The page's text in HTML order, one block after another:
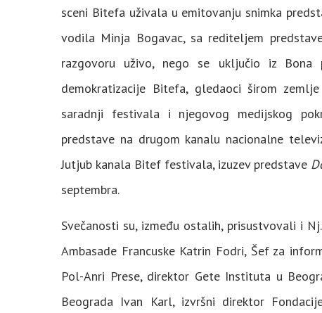
sceni Bitefa uživala u emitovanju snimka
vodila Minja Bogavac, sa rediteljem
razgovoru uživo, nego se uključio iz
demokratizacije Bitefa, gledaoci širom
saradnji festivala i njegovog medijskog
predstave na drugom kanalu nacionalne
Jutjub kanala Bitef festivala, izuzev predstave
septembra.
Svečanosti su, između ostalih, prisustvovali i
Ambasade Francuske Katrin Fodri, Šef za
Pol-Anri Prese, direktor Gete Instituta u
Beograda Ivan Karl, izvršni direktor